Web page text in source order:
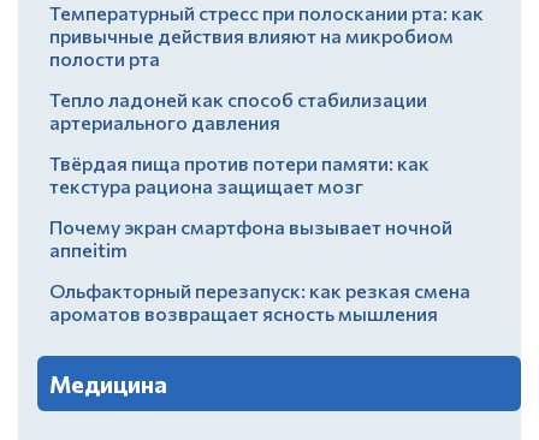
Температурный стресс при полоскании рта: как
привычные действия влияют на микробиом
полости рта
Тепло ладоней как способ стабилизации
артериального давления
Твёрдая пища против потери памяти: как
текстура рациона защищает мозг
Почему экран смартфона вызывает ночной
аппеitim
Ольфакторный перезапуск: как резкая смена
ароматов возвращает ясность мышления
Медицина